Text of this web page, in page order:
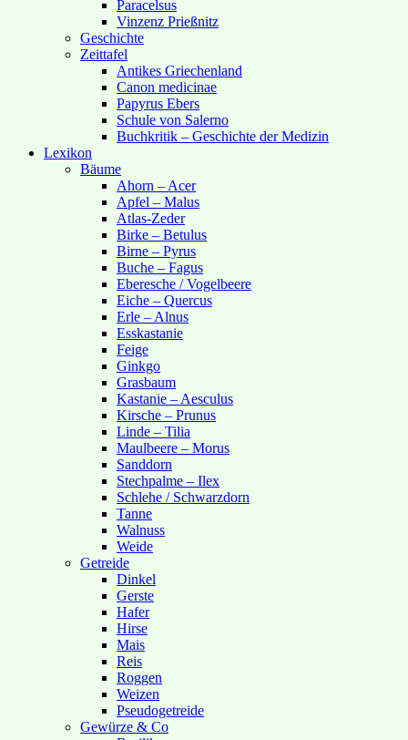
Paracelsus
Vinzenz Prießnitz
Geschichte
Zeittafel
Antikes Griechenland
Canon medicinae
Papyrus Ebers
Schule von Salerno
Buchkritik – Geschichte der Medizin
Lexikon
Bäume
Ahorn – Acer
Apfel – Malus
Atlas-Zeder
Birke – Betulus
Birne – Pyrus
Buche – Fagus
Eberesche / Vogelbeere
Eiche – Quercus
Erle – Alnus
Esskastanie
Feige
Ginkgo
Grasbaum
Kastanie – Aesculus
Kirsche – Prunus
Linde – Tilia
Maulbeere – Morus
Sanddorn
Stechpalme – Ilex
Schlehe / Schwarzdorn
Tanne
Walnuss
Weide
Getreide
Dinkel
Gerste
Hafer
Hirse
Mais
Reis
Roggen
Weizen
Pseudogetreide
Gewürze & Co